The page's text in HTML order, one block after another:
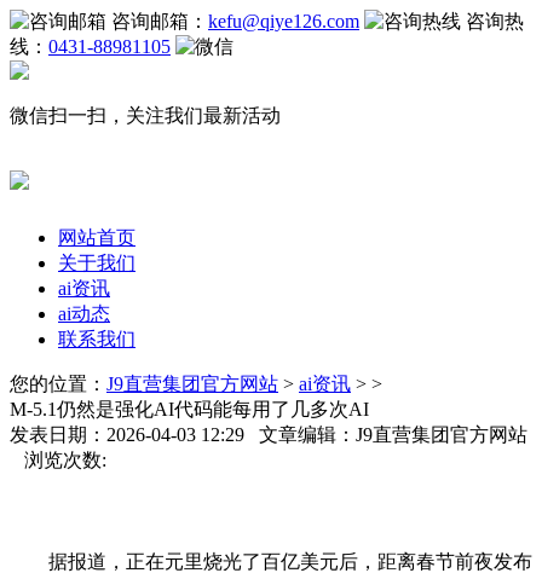
咨询邮箱： kefu@qiye126.com
咨询热
线： 0431-88981105
微信扫一扫，关注我们最新活动
网站首页
关于我们
ai资讯
ai动态
联系我们
您的位置： J9直营集团官方网站 > ai资讯 > >
M-5.1仍然是强化AI代码能每用了几多次AI
发表日期：2026-04-03 12:29 文章编辑：J9直营集团官方网站
浏览次数:
据报道，正在元里烧光了百亿美元后，距离春节前夜发布